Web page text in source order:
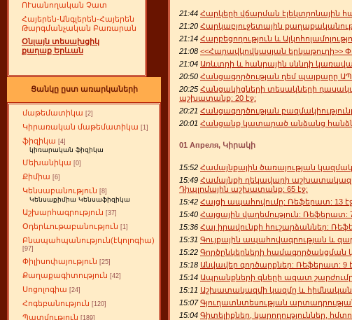
ՈՒսանողական Չատ
Հայերեն-Անգլերեն-Հայերեն
Թարգմանչական Բառարան
Օնլայն տեսախցիկ
քաղաք Երևան
Ցանկը ըստ առարկաների
մաթեմատիկա [2]
Կիրառական մաթեմատիկա [1]
ֆիզիկա [4]
կիռարական ֆիզիկա
Մեխանիկա [0]
Քիմիա [6]
Կենսաբանություն [8]
Կենսաքիմիա Կենսաֆիզիկա
Աշխարհագրություն [37]
Օդերևութաբանություն [1]
Բնապահպանություն(էկոլոգիա)
[97]
Փիլիսոփայություն [25]
Քաղաքագիտություն [42]
Սոցոլոգիա [24]
Հոգեբանություն [120]
Պատմություն [189]
21:44 Հարկերի վճարման էլեկտրոնային
21:20 Հարկաբյուջետային
21:14 Հարբեցողություն և
21:08 <<Հարավկովկասյան երկաթուղի>>
21:04 Առևտրի և հանրային սննդի
20:50 Հանցագործության դեմ պայքարը
20:25 Հանցակիցների տեսակների
աշխատանք: 20 էջ:
20:21 Հանցագործության
20:01 Հանցանք կատարած անձանց
01 Апреля, Կիրակի
15:52 Համայնքային ծառայության
15:49 Համայնքի ղեկավարի
Դիպլոմային աշխատանք: 65 էջ:
15:42 Հայցի ապահովումը: Ռեֆերատ: 13
15:40 Հայցային վաղեմություն: Ռեֆերատ:
15:36 Հայ իրավունքի հուշարձաններ:
15:31 Գույքային ապահովագրության և
15:22 Գործընկերների
15:18 Անվավեր գործարքներ: Ռեֆերատ: 9
15:14 Ապրանքների գների ազատ
15:11 Աշխատակազմի կազմը և հիմնական
15:07 Գյուղատնտեսության
15:04 Գիտելիքներ, կարողություններ,